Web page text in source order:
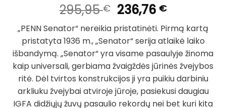
295,95€ Original
price
was:
295,95 €.
236,76 €Current
price
is:
236,76 €.
„PENN Senator“ nereikia pristatinėti. Pirmą kartą
pristatyta 1936 m., „Senator“ serija atlaikė laiko
išbandymą. „Senator“ yra visame pasaulyje žinoma
kaip universali, gerbiama žvaigždės jūrinės žvejybos
ritė. Dėl tvirtos konstrukcijos ji yra puikiu darbiniu
arkliuku žvejybai atviroje jūroje, pasiekusi daugiau
IGFA didžiųjų žuvų pasaulio rekordų nei bet kuri kita